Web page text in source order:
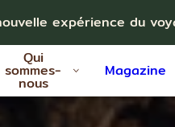
expérience du
Qui
sommes-
nous
Magazine